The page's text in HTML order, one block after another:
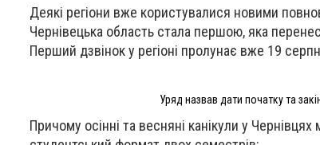
Деякі регіони вже користувалися новими
Чернівецька область стала першою, яка
Перший дзвінок у регіоні пролунає вже 19
Уряд назвав дати початку та
Причому осінні та весняні канікули у